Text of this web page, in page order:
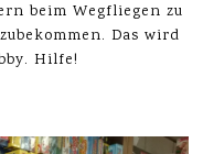
beim Wegfliegen zu
Das wird
Hilfe!